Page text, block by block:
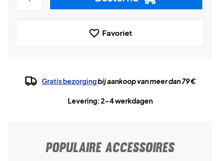
Favoriet
Gratis bezorgingbij aankoop van meer dan 79 €
Levering: 2-4 werkdagen
POPULAIRE ACCESSOIRES